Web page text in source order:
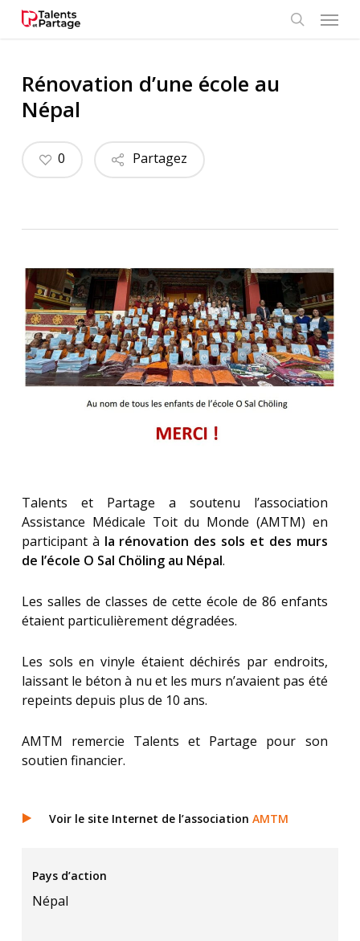
Menu
Rénovation d’une école au
Népal
Partagez
0
Talents et Partage a soutenu l’association
Assistance Médicale Toit du Monde (AMTM) en
participant à la rénovation des sols et des murs
de l’école O Sal Chöling au Népal.
Les salles de classes de cette école de 86 enfants
étaient particulièrement dégradées.
Les sols en vinyle étaient déchirés par endroits,
laissant le béton à nu et les murs n’avaient pas été
repeints depuis plus de 10 ans.
AMTM remercie Talents et Partage pour son
soutien financier.
Voir le site Internet de l’association AMTM
Pays d’action
Népal